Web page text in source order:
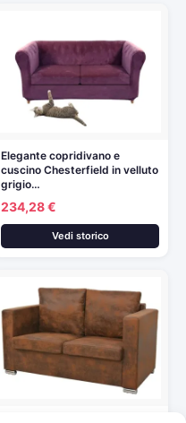
Elegante copridivano e
cuscino Chesterfield in velluto
grigio…
234,28 €
Vedi storico